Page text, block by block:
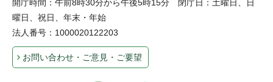
開庁時間：午前8時30分から午後5時15分 閉庁日：土曜日、日
曜日、祝日、年末・年始
法人番号：1000020122203
お問い合わせ・ご意見・ご要望